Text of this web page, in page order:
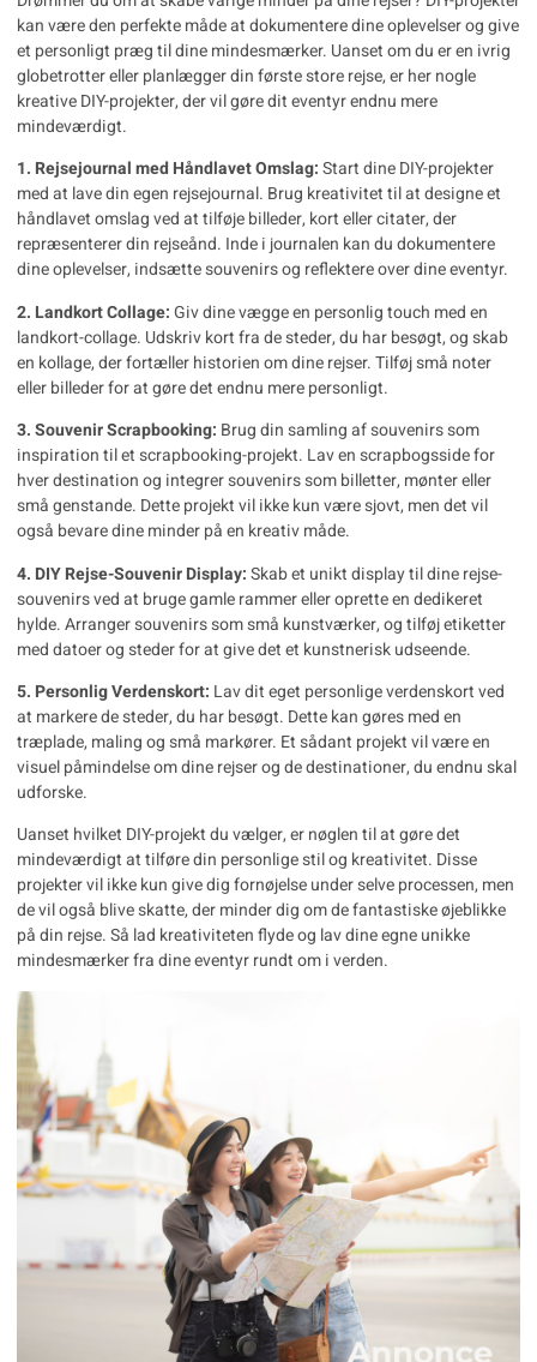
kan være den perfekte måde at dokumentere dine oplevelser og give
et personligt præg til dine mindesmærker. Uanset om du er en ivrig
globetrotter eller planlægger din første store rejse, er her nogle
kreative DIY-projekter, der vil gøre dit eventyr endnu mere
mindeværdigt.
1. Rejsejournal med Håndlavet Omslag:Start dineDIY-projekter
med at lave din egen rejsejournal. Brug kreativitet til at designe et
håndlavet omslag ved at tilføje billeder, kort eller citater, der
repræsenterer din rejseånd. Inde i journalen kan du dokumentere
dine oplevelser, indsætte souvenirs og reflektere over dine eventyr.
2. Landkort Collage:Giv dine vægge en personlig touch med en
landkort-collage. Udskriv kort fra de steder, du har besøgt, og skab
en kollage, der fortæller historien om dine rejser. Tilføj små noter
eller billeder for at gøre det endnu mere personligt.
3. Souvenir Scrapbooking: Brug din samling af souvenirs som
inspiration til et scrapbooking-projekt. Lav en scrapbogsside for
hver destination og integrer souvenirs som billetter, mønter eller
små genstande. Dette projekt vil ikke kun være sjovt, men det vil
også bevare dine minder på en kreativ måde.
4. DIY Rejse-Souvenir Display:Skab et unikt display til dine rejse-
souvenirs ved at bruge gamle rammer eller oprette en dedikeret
hylde. Arranger souvenirs som små kunstværker, og tilføj etiketter
med datoer og steder for at give det et kunstnerisk udseende.
5. Personlig Verdenskort: Lav dit eget personlige verdenskort ved
at markere de steder, du har besøgt. Dette kan gøres med en
træplade, maling og små markører. Et sådant projekt vil være en
visuel påmindelse om dine rejser og de destinationer, du endnu skal
udforske.
Uanset hvilket DIY-projekt du vælger, er nøglen til at gøre det
mindeværdigt at tilføre din personlige stil og kreativitet. Disse
projekter vil ikke kun give dig fornøjelse under selve processen, men
de vil også blive skatte, der minder dig om de fantastiske øjeblikke
på din rejse. Så lad kreativiteten flyde og lav dine egne unikke
mindesmærker fra dine eventyr rundt om i verden.